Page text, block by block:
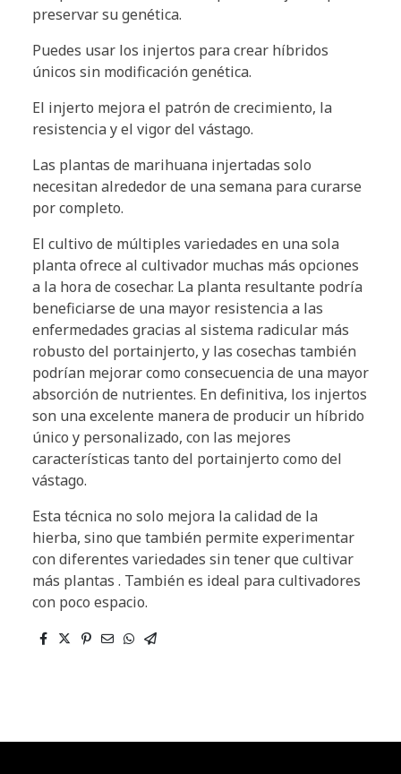
preservar su genética.
Puedes usar los injertos para crear híbridos
únicos sin modificación genética.
El injerto mejora el patrón de crecimiento, la
resistencia y el vigor del vástago.
Las plantas de marihuana injertadas solo
necesitan alrededor de una semana para curarse
por completo.
El cultivo de múltiples variedades en una sola
planta ofrece al cultivador muchas más opciones
a la hora de cosechar. La planta resultante podría
beneficiarse de una mayor resistencia a las
enfermedades gracias al sistema radicular más
robusto del portainjerto, y las cosechas también
podrían mejorar como consecuencia de una mayor
absorción de nutrientes. En definitiva, los injertos
son una excelente manera de producir un híbrido
único y personalizado, con las mejores
características tanto del portainjerto como del
vástago.
Esta técnica no solo mejora la calidad de la
hierba, sino que también permite experimentar
con diferentes variedades sin tener que cultivar
más plantas . También es ideal para cultivadores
con poco espacio.